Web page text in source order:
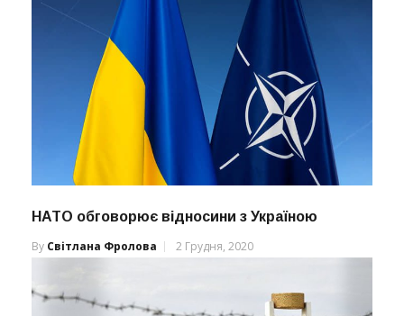
НАТО обговорює відносини з Україною
By Світлана Фролова 2 Грудня, 2020